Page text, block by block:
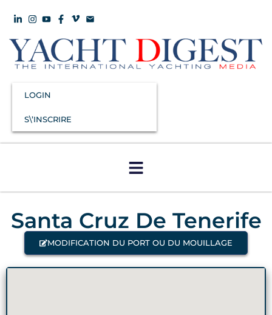
LOGIN
S\’INSCRIRE
Santa Cruz De Tenerife
MODIFICATION DU PORT OU DU MOUILLAGE